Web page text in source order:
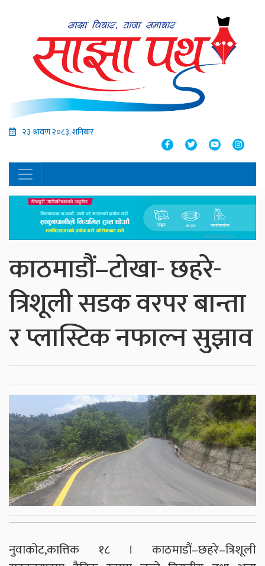
२३ श्रावण २०८३, शनिबार
काठमाडौं–टोखा- छहरे-
त्रिशूली सडक वरपर बान्ता
र प्लास्टिक नफाल्न सुझाव
नुवाकोट,कात्तिक १८ । काठमाडौं–छहरे–त्रिशूली